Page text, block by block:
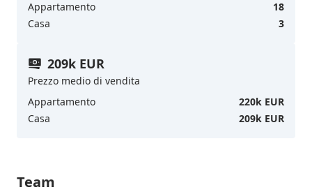
Appartamento
18
Casa
3
209k EUR
Prezzo medio di vendita
Appartamento
220k EUR
Casa
209k EUR
Team